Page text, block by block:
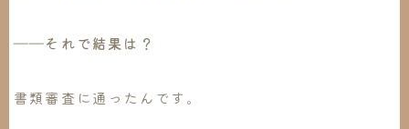
――それで結果は？
書類審査に通ったんです。